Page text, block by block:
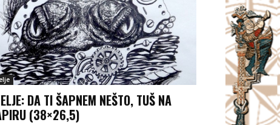
DA TI ŠAPNEM NEŠTO, TUŠ NA
(38×26,5)